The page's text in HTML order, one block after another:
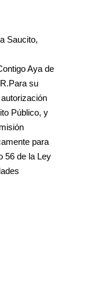
Saucito,
Aya de
su
Público, y
para
56 de la Ley